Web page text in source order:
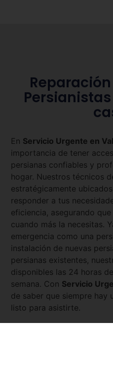
En Servicio Urgente en
importancia de tener
persianas confiables y
hogar. Nuestros técnicos
estratégicamente
responder a tus
eficiencia, asegurando
cuando más la necesitas.
emergencia como una
instalación de nuevas
persianas existentes,
disponibles las 24 horas
semana. Con Servicio
de saber que siempre hay
listo para asistirte.